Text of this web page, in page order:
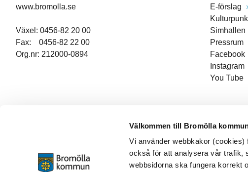
Välkommen till Bromölla
Vi använder webbkakor
också för att analysera vår trafik,
webbsidorna ska fungera korrekt
www.bromolla.se
Växel: 0456-82 20 00
Fax: 0456-82 22 00
Org.nr: 212000-0894
E-förslag
Simhallen
Pressrum
Facebook
Instagram
You Tube